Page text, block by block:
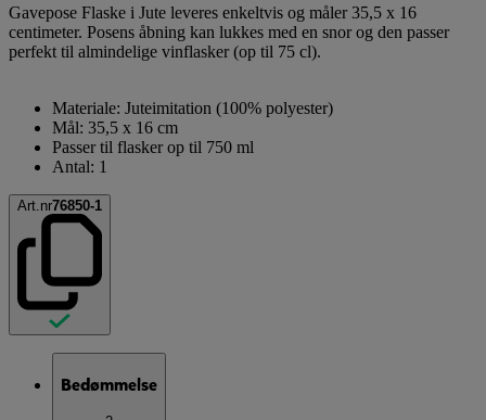
Gavepose Flaske i Jute leveres enkeltvis og måler 35,5 x 16
centimeter. Posens åbning kan lukkes med en snor og den passer
perfekt til almindelige vinflasker (op til 75 cl).
Materiale: Juteimitation (100% polyester)
Mål: 35,5 x 16 cm
Passer til flasker op til 750 ml
Antal: 1
Art.nr76850-1
Bedømmelse